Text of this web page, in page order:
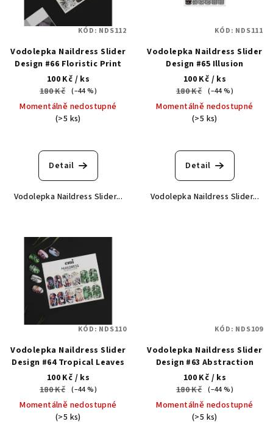
o
Vodolepka Naildress Slider
Design #66 Floristic Print
100 Kč / ks
180 Kč (–44 %)
Momentálně nedostupné
(>5 ks)
Detail
Vodolepka Naildress Slider...
KÓD: NDS112
Vodolepka Naildress Slider
Design #65 Illusion
100 Kč / ks
180 Kč (–44 %)
Momentálně nedostupné
(>5 ks)
Detail
Vodolepka Naildress Slider...
KÓD: NDS111
Vodolepka Naildress Slider
Design #64 Tropical Leaves
100 Kč / ks
180 Kč (–44 %)
Momentálně nedostupné
(>5 ks)
KÓD: NDS110
Vodolepka Naildress Slider
Design #63 Abstraction
100 Kč / ks
180 Kč (–44 %)
Momentálně nedostupné
(>5 ks)
KÓD: NDS109